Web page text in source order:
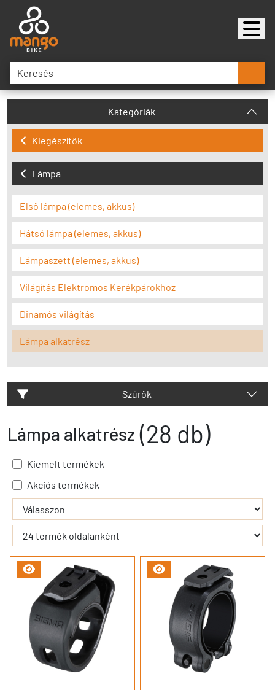
Kategóriák
Kiegészítők
Lámpa
Első lámpa (elemes, akkus)
Hátsó lámpa (elemes, akkus)
Lámpaszett (elemes, akkus)
Világítás Elektromos Kerékpárokhoz
Dinamós világítás
Lámpa alkatrész
Szűrők
Lámpa alkatrész (28 db)
Kiemelt termékek
Akciós termékek
- - filter_submit - -